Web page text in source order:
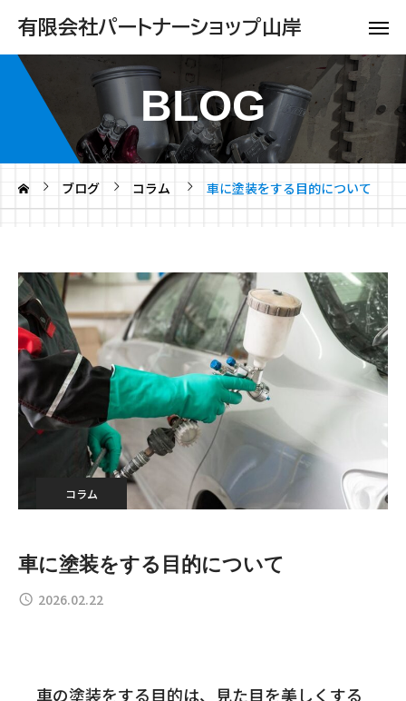
有限会社パートナーショップ山岸
BLOG
ブログ コラム 車に塗装をする目的について
コラム
車に塗装をする目的について
2026.02.22
車の塗装をする目的は、見た目を美しくする